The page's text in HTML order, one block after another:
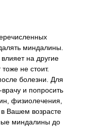
миндалины.
на другие
не стоит.
болезни. Для
и попросить
физиолечения,
в Вашем возрасте
миндалины до